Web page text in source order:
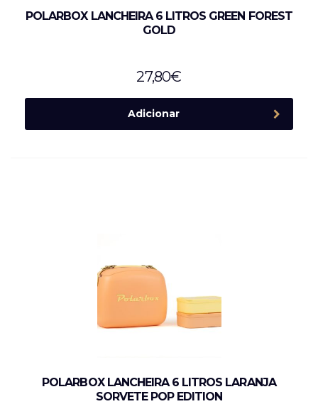
POLARBOX LANCHEIRA 6 LITROS GREEN FOREST
GOLD
27,80€
Adicionar
POLARBOX LANCHEIRA 6 LITROS LARANJA
SORVETE POP EDITION